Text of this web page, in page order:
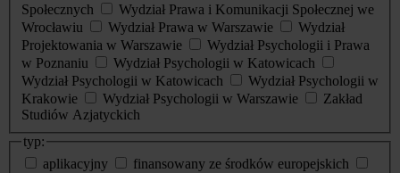
Społecznych
Wydział Prawa i Komunikacji Społecznej we
Wrocławiu
Wydział Prawa w Warszawie
Wydział
Projektowania w Warszawie
Wydział Psychologii i Prawa
w Poznaniu
Wydział Psychologii w Katowicach
Wydział Psychologii w Katowicach
Wydział Psychologii w
Krakowie
Wydział Psychologii w Warszawie
Zakład
Studiów Azjatyckich
typ:
aplikacyjny
finansowany ze środków europejskich